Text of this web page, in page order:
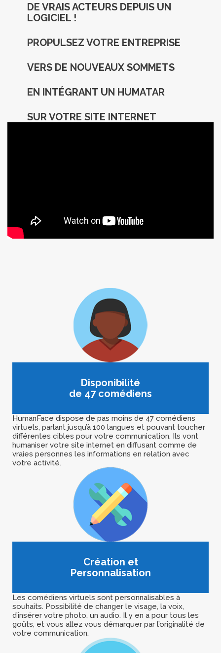
DE VRAIS ACTEURS DEPUIS UN
LOGICIEL !
PROPULSEZ VOTRE ENTREPRISE
VERS DE NOUVEAUX SOMMETS
EN INTÉGRANT UN HUMATAR
SUR VOTRE SITE INTERNET
Disponibilité
de 47 comédiens
HumanFace dispose de pas moins de 47 comédiens
virtuels, parlant jusqu’à 100 langues et pouvant toucher
différentes cibles pour votre communication. Ils vont
humaniser votre site internet en diffusant comme de
vraies personnes les informations en relation avec
votre activité.
Création et
Personnalisation
Les comédiens virtuels sont personnalisables à
souhaits. Possibilité de changer le visage, la voix,
d’insérer votre photo, un audio. Il y en a pour tous les
goûts, et vous allez vous démarquer par l’originalité de
votre communication.